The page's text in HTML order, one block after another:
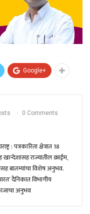
Google+
0 Comments
: पत्रकारिता क्षेत्रात 18
राज्यातील क्राईम,
बातम्यांचा विशेष अनुभव.
दैनिकात विभागीय
अनुभव